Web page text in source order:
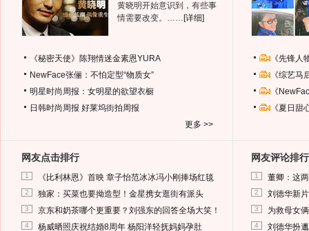
黄晓明开始意识到，有些事
情需要改变。…… [详细]
《秘密天使》陈翔情迷金素恩YURA
NewFace张俪：不怕定型“物质女”
明星时尚周报：女明星的欲望衣橱
日韩时尚周报 好莱坞街拍周报
更多 >>
《先锋
《综艺
《
《夏日
网友点击排行
1 《比利林恩》首映 章子怡范冰冰冯小刚捧场红毯
2 独家：买菜也要拗造型！金星携女逛街有派头
3 京东和奶茶哪个更重要？刘强东的回答全场大笑！
4 杨威晒照庆祝结婚8周年 杨阳洋轻抚妈妈孕肚
网友评论排行
1 董卿：这
2 刘德华新
3 为救母女
4 刘德华扮